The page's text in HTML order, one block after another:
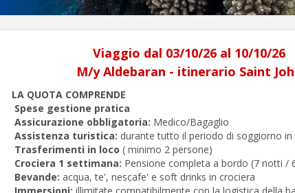
Viaggio dal 03/10/26 al 10/10/26
M/y Aldebaran - itinerario Saint
LA QUOTA COMPRENDE
Spese gestione pratica
Assicurazione obbligatoria: Medico/Bagaglio
Assistenza turistica: durante tutto il periodo di soggiorno in
Trasferimenti in loco ( minimo 2 persone)
Crociera 1 settimana: Pensione completa a bordo (7 notti /
Bevande: acqua, te', nescafe' e soft drinks in crociera